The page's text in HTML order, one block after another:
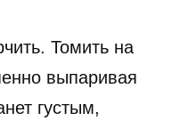
Томить на
выпаривая
густым,